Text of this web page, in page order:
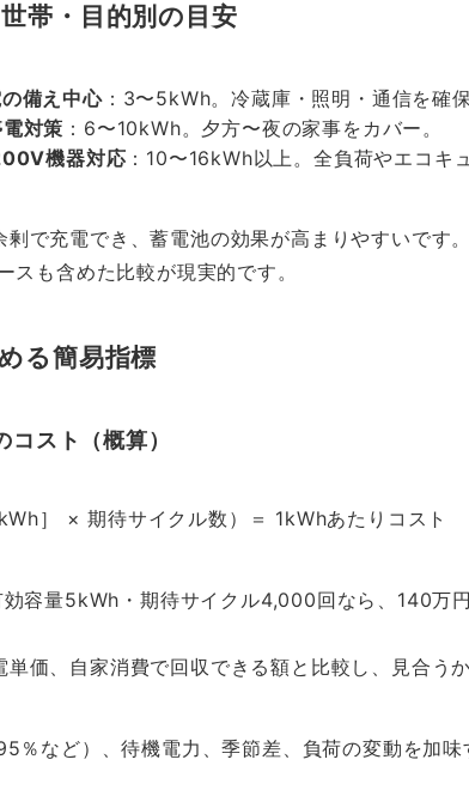
帯・目的別の目安
備え中心：3〜5kWh。冷蔵庫・照明・通信を確保
対策 ：6〜10kWh。夕方〜夜の家事をカバー。
機器対応 ：10〜16kWh以上。全負荷やエコキ
剰で充電でき、蓄電池の効果が高まりやすいです
スも含めた比較が現実的です。
る簡易指標
スト（概算）
］ × 期待サイクル数）＝ 1kWhあたりコスト
効容量5kWh・期待サイクル4,000回なら、140
価、自家消費で回収できる額と比較し、見合うか
％など）、待機電力、季節差、負荷の変動を加味